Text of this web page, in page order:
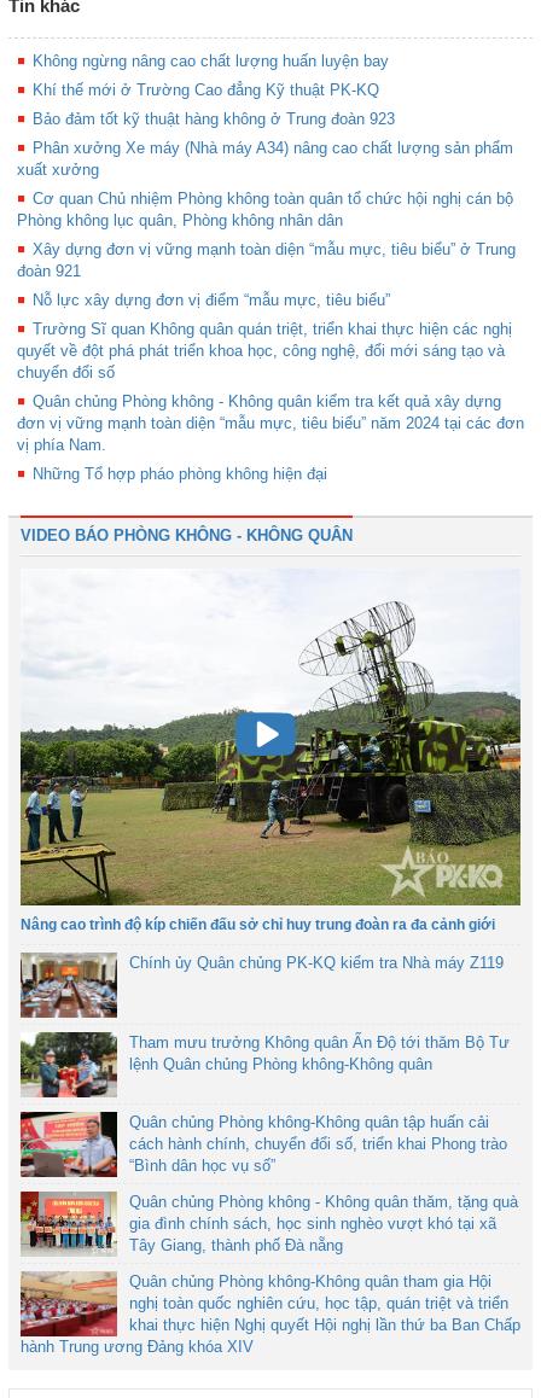
Tin khác
Không ngừng nâng cao chất lượng huấn luyện bay
Khí thế mới ở Trường Cao đẳng Kỹ thuật PK-KQ
Bảo đảm tốt kỹ thuật hàng không ở Trung đoàn 923
Phân xưởng Xe máy (Nhà máy A34) nâng cao chất lượng sản phẩm
xuất xưởng
Cơ quan Chủ nhiệm Phòng không toàn quân tổ chức hội nghị cán bộ
Phòng không lục quân, Phòng không nhân dân
Xây dựng đơn vị vững mạnh toàn diện “mẫu mực, tiêu biểu” ở Trung
đoàn 921
Nỗ lực xây dựng đơn vị điểm “mẫu mực, tiêu biểu”
Trường Sĩ quan Không quân quán triệt, triển khai thực hiện các nghị
quyết về đột phá phát triển khoa học, công nghệ, đổi mới sáng tạo và
chuyển đổi số
Quân chủng Phòng không - Không quân kiểm tra kết quả xây dựng
đơn vị vững mạnh toàn diện “mẫu mực, tiêu biểu” năm 2024 tại các đơn
vị phía Nam.
Những Tổ hợp pháo phòng không hiện đại
VIDEO BÁO PHÒNG KHÔNG - KHÔNG QUÂN
Nâng cao trình độ kíp chiến đấu sở chỉ huy trung đoàn ra đa cảnh giới
Chính ủy Quân chủng PK-KQ kiểm tra Nhà máy Z119
Tham mưu trưởng Không quân Ấn Độ tới thăm Bộ Tư
lệnh Quân chủng Phòng không-Không quân
Quân chủng Phòng không-Không quân tập huấn cải
cách hành chính, chuyển đổi số, triển khai Phong trào
“Bình dân học vụ số”
Quân chủng Phòng không - Không quân thăm, tặng quà
gia đình chính sách, học sinh nghèo vượt khó tại xã
Tây Giang, thành phố Đà nẵng
Quân chủng Phòng không-Không quân tham gia Hội
nghị toàn quốc nghiên cứu, học tập, quán triệt và triển
khai thực hiện Nghị quyết Hội nghị lần thứ ba Ban Chấp
hành Trung ương Đảng khóa XIV